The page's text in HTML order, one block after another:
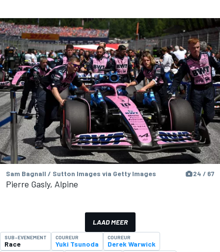
Sam Bagnall / Sutton Images via Getty Images 24 / 67
Pierre Gasly, Alpine
LAAD MEER
SUB-EVENEMENT
Race
COUREUR
Yuki Tsunoda
COUREUR
Derek Warwick